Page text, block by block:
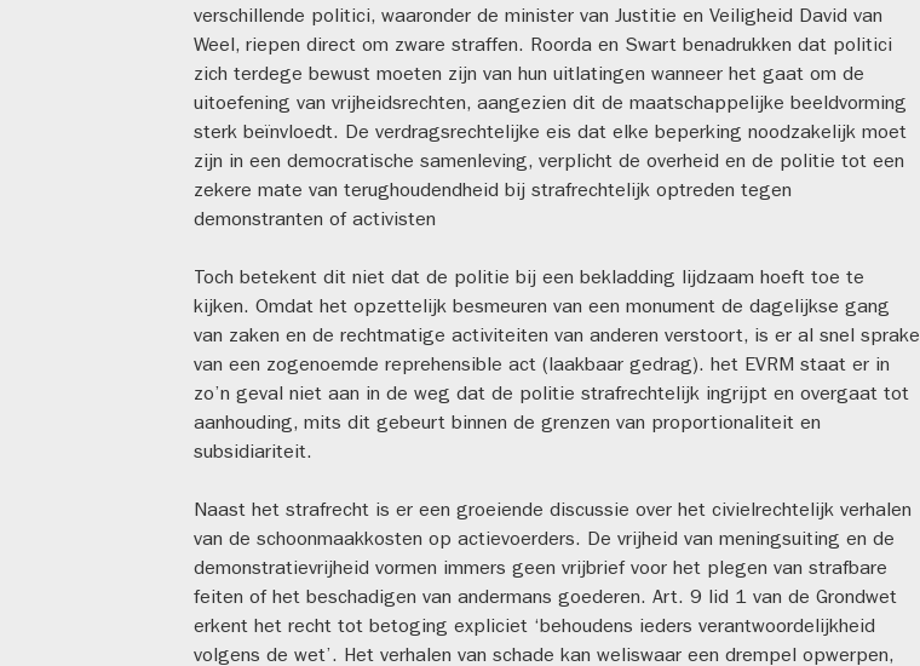
verschillende politici, waaronder de minister van Justitie en Veiligheid David van
Weel, riepen direct om zware straffen. Roorda en Swart benadrukken dat politici
zich terdege bewust moeten zijn van hun uitlatingen wanneer het gaat om de
uitoefening van vrijheidsrechten, aangezien dit de maatschappelijke beeldvorming
sterk beïnvloedt. De verdragsrechtelijke eis dat elke beperking noodzakelijk moet
zijn in een democratische samenleving, verplicht de overheid en de politie tot een
zekere mate van terughoudendheid bij strafrechtelijk optreden tegen
demonstranten of activisten
Toch betekent dit niet dat de politie bij een bekladding lijdzaam hoeft toe te
kijken. Omdat het opzettelijk besmeuren van een monument de dagelijkse gang
van zaken en de rechtmatige activiteiten van anderen verstoort, is er al snel sprake
van een zogenoemde reprehensible act (laakbaar gedrag). het EVRM staat er in
zo’n geval niet aan in de weg dat de politie strafrechtelijk ingrijpt en overgaat tot
aanhouding, mits dit gebeurt binnen de grenzen van proportionaliteit en
subsidiariteit.
Naast het strafrecht is er een groeiende discussie over het civielrechtelijk verhalen
van de schoonmaakkosten op actievoerders. De vrijheid van meningsuiting en de
demonstratievrijheid vormen immers geen vrijbrief voor het plegen van strafbare
feiten of het beschadigen van andermans goederen. Art. 9 lid 1 van de Grondwet
erkent het recht tot betoging expliciet ‘behoudens ieders verantwoordelijkheid
volgens de wet’. Het verhalen van schade kan weliswaar een drempel opwerpen,